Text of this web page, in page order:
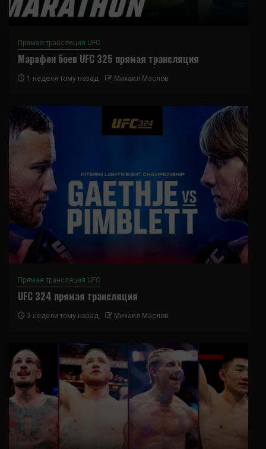
Прямая трансляция UFC
Марафон боев UFC 325 прямая трансляция
1 неделя тому назад Михаил Маслов
Прямая трансляция UFC
UFC 324 прямая трансляция
2 недели тому назад Михаил Маслов